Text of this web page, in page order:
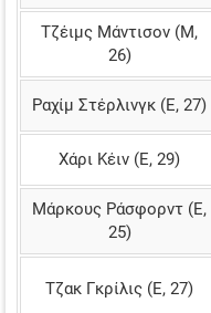
Τζέιμς Μάντισον (Μ,
26)
Ραχίμ Στέρλινγκ (Ε, 27)
Χάρι Κέιν (Ε, 29)
Μάρκους Ράσφορντ (Ε,
25)
Τζακ Γκρίλις (Ε, 27)